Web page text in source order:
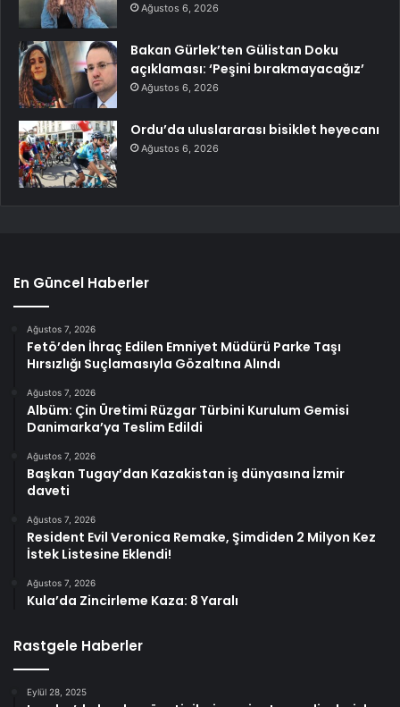
Ağustos 6, 2026
Bakan Gürlek’ten Gülistan Doku
açıklaması: ‘Peşini bırakmayacağız’
Ağustos 6, 2026
Ordu’da uluslararası bisiklet heyecanı
Ağustos 6, 2026
En Güncel Haberler
Ağustos 7, 2026
Fetö’den İhraç Edilen Emniyet Müdürü Parke Taşı
Hırsızlığı Suçlamasıyla Gözaltına Alındı
Ağustos 7, 2026
Albüm: Çin Üretimi Rüzgar Türbini Kurulum Gemisi
Danimarka’ya Teslim Edildi
Ağustos 7, 2026
Başkan Tugay’dan Kazakistan iş dünyasına İzmir
daveti
Ağustos 7, 2026
Resident Evil Veronica Remake, Şimdiden 2 Milyon Kez
İstek Listesine Eklendi!
Ağustos 7, 2026
Kula’da Zincirleme Kaza: 8 Yaralı
Rastgele Haberler
Eylül 28, 2025